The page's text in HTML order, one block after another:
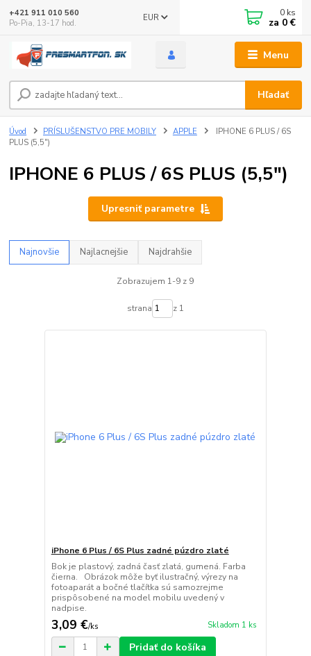
Menu
EUR
Hľadať
+421 911 010 560
Po-Pia, 13-17 hod.
0 ks
za 0 €
Úvod PRÍSLUŠENSTVO PRE MOBILY APPLE
IPHONE 6 PLUS / 6S
PLUS (5,5")
IPHONE 6 PLUS / 6S PLUS (5,5")
Upresniť parametre
Najnovšie Najlacnejšie Najdrahšie
Zobrazujem 1-9 z 9
strana z 1
iPhone 6 Plus / 6S Plus zadné púzdro zlaté
Bok je plastový, zadná časť zlatá, gumená. Farba
čierna. Obrázok môže byť ilustračný, výrezy na
fotoaparát a bočné tlačítka sú samozrejme
prispôsobené na model mobilu uvedený v
nadpise.
3,09 €/ks Skladom 1 ks
Pridať do košíka